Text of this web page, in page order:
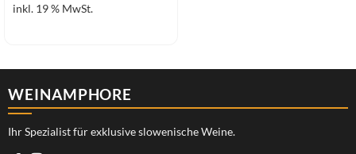
inkl. 19 % MwSt.
WEINAMPHORE
Ihr Spezialist für exklusive slowenische Weine.